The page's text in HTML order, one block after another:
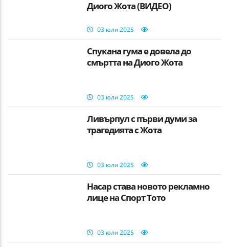
Диого Жота (ВИДЕО)
03 юли 2025
Спукана гума е довела до
смъртта на Диого Жота
03 юли 2025
Ливърпул с първи думи за
трагедията с Жота
03 юли 2025
Насар става новото рекламно
лице на Спорт Тото
03 юли 2025